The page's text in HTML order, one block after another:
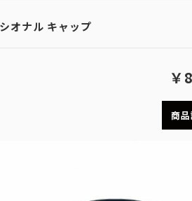
オナル キャップ
￥
商